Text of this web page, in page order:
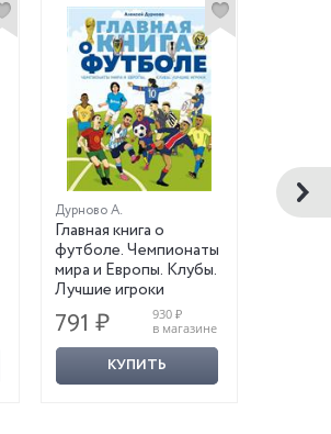
Дурново А.
Главная книга о
футболе. Чемпионаты
мира и Европы. Клубы.
Лучшие игроки
791 ₽
930 ₽
в магазине
КУПИТЬ